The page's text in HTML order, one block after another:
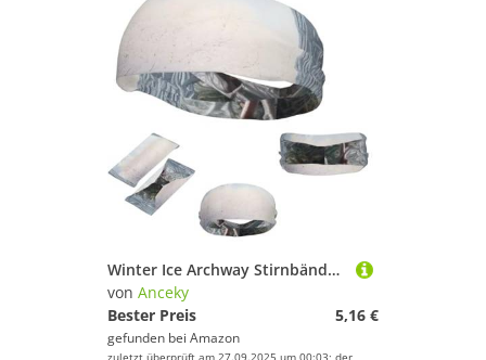
Winter Ice Archway Stirnbänder Sport Schweißbänder für Männer Frauen Haarband Wicking Elastic Sweat Bands
von Anceky
Bester Preis
5,16 €
gefunden bei Amazon
zuletzt überprüft am 27.09.2025 um 00:03; der